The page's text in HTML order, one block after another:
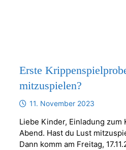
Erste
mitzuspielen?
11. November 2023
Liebe Kinder, Einladung
Abend. Hast du Lust
Dann komm am Freitag,